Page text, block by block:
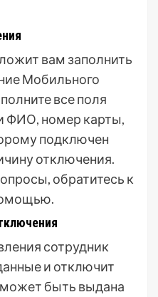
вам заполнить
Мобильного
все поля
ФИО, номер карты,
подключен
отключения.
обратитесь к
сотрудник
и отключит
быть выдана